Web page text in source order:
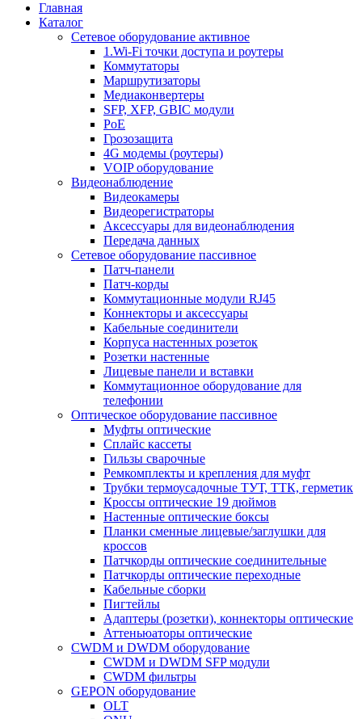
Главная
Каталог
Сетевое оборудование активное
1.Wi-Fi точки доступа и роутеры
Коммутаторы
Маршрутизаторы
Медиаконвертеры
SFP, XFP, GBIC модули
PoE
Грозозащита
4G модемы (роутеры)
VOIP оборудование
Видеонаблюдение
Видеокамеры
Видеорегистраторы
Аксессуары для видеонаблюдения
Передача данных
Сетевое оборудование пассивное
Патч-панели
Патч-корды
Коммутационные модули RJ45
Коннекторы и аксессуары
Кабельные соединители
Корпуса настенных розеток
Розетки настенные
Лицевые панели и вставки
Коммутационное оборудование для
телефонии
Оптическое оборудование пассивное
Муфты оптические
Сплайс кассеты
Гильзы сварочные
Ремкомплекты и крепления для муфт
Трубки термоусадочные ТУТ, ТТК, герметик
Кроссы оптические 19 дюймов
Настенные оптические боксы
Планки сменные лицевые/заглушки для
кроссов
Патчкорды оптические соединительные
Патчкорды оптические переходные
Кабельные сборки
Пигтейлы
Адаптеры (розетки), коннекторы оптические
Аттеньюаторы оптические
CWDM и DWDM оборудование
CWDM и DWDM SFP модули
CWDM фильтры
GEPON оборудование
OLT